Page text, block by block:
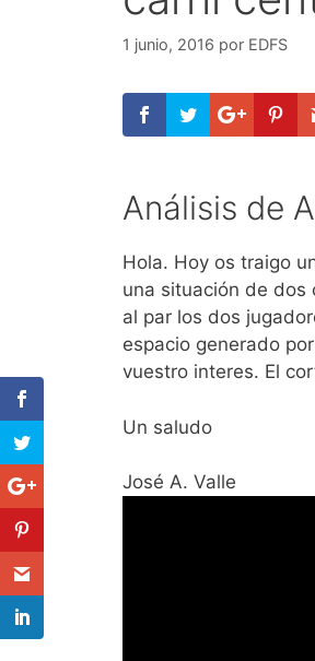
1 junio, 2016 por EDFS
Análisis de
Hola. Hoy os traigo
una situación de dos
al par los dos
espacio generado
vuestro interes. El
Un saludo
José A. Valle